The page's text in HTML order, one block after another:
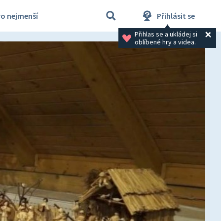
nejmenší Přihlásit se
Přihlas se a ukládej si
oblíbené hry a videa.